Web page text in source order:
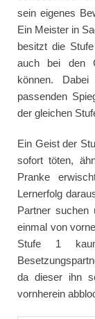
sein eigenes
Ein Meister in
besitzt die
auch bei den
können.
passenden
der gleichen
Ein Geist der
sofort töten,
Pranke
Lernerfolg
Partner
einmal von
Stufe 1
da dieser ihn
vornherein